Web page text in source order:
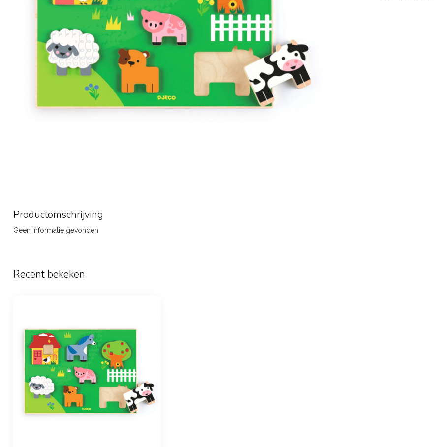
Productomschrijving
Geen informatie gevonden
Recent bekeken